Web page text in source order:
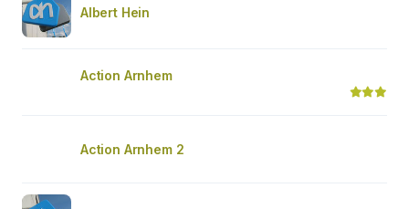
Albert Hein
Action Arnhem
Action Arnhem 2